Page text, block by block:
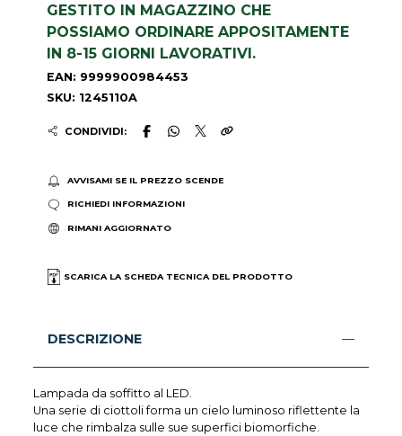
GESTITO IN MAGAZZINO CHE
POSSIAMO ORDINARE APPOSITAMENTE
IN 8-15 GIORNI LAVORATIVI.
EAN: 9999900984453
SKU: 1245110A
CONDIVIDI:
AVVISAMI SE IL PREZZO SCENDE
RICHIEDI INFORMAZIONI
RIMANI AGGIORNATO
SCARICA LA SCHEDA TECNICA DEL PRODOTTO
DESCRIZIONE
Lampada da soffitto al LED.
Una serie di ciottoli forma un cielo luminoso riflettente la
luce che rimbalza sulle sue superfici biomorfiche.